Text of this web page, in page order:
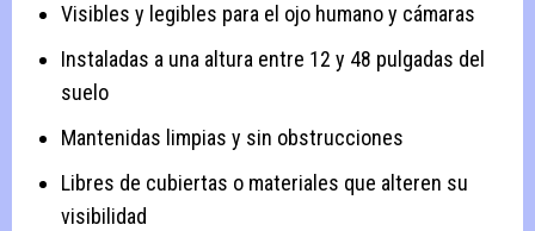
Visibles y legibles para el ojo humano y cámaras
Instaladas a una altura entre 12 y 48 pulgadas del
suelo
Mantenidas limpias y sin obstrucciones
Libres de cubiertas o materiales que alteren su
visibilidad